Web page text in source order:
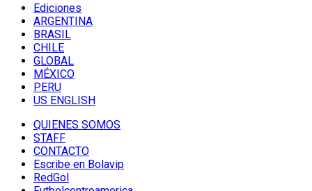
Ediciones
ARGENTINA
BRASIL
CHILE
GLOBAL
MÉXICO
PERU
US ENGLISH
QUIENES SOMOS
STAFF
CONTACTO
Escribe en Bolavip
RedGol